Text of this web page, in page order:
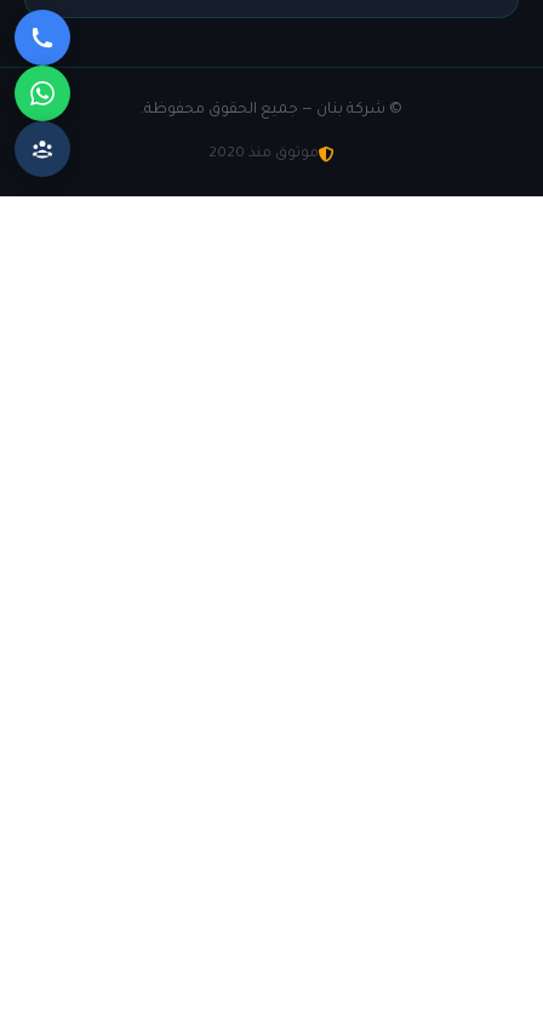
© شركة بنان — جميع الحقوق محفوظة.
موثوق منذ 2020